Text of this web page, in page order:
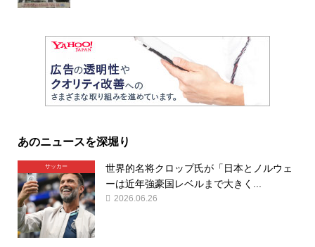
あのニュースを深堀り
サッカー
世界的名将クロップ氏が「日本とノルウェ
ーは近年強豪国レベルまで大きく...
2026.06.26